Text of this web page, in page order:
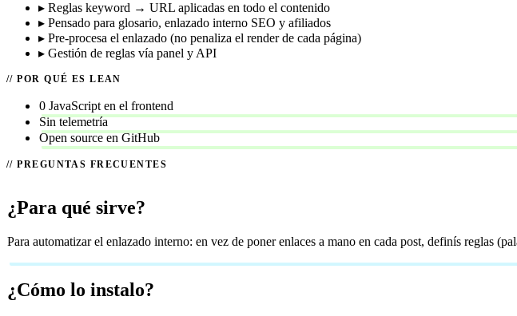
▸ Reglas keyword → URL aplicadas en todo el contenido
▸ Pensado para glosario, enlazado interno SEO y afiliados
▸ Pre-procesa el enlazado (no penaliza el render de cada página)
▸ Gestión de reglas vía panel y API
POR QUÉ ES LEAN
0 JavaScript en el frontend
Sin telemetría
Open source en GitHub
PREGUNTAS FRECUENTES
¿Para qué sirve?
Para automatizar el enlazado interno: en vez de poner enlaces a mano en cada post, definís reglas
¿Cómo lo instalo?